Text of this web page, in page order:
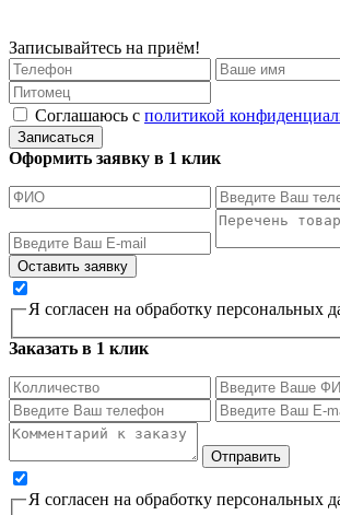
Записывайтесь на приём!
Соглашаюсь с политикой
Записаться
Оформить заявку в 1 клик
Я согласен на обработку персональных
Заказать в 1 клик
Я согласен на обработку персональных